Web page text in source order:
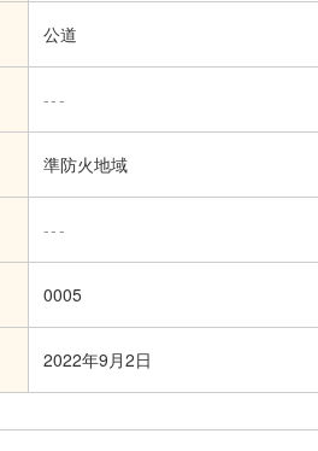
公道
---
準防火地域
---
0005
2022年9月2日